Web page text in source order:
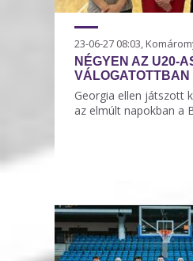
23-06-27 08:03,
NÉGYEN AZ U20-
VÁLOGATOTTBAN
Georgia ellen játszott
az elmúlt napokban a